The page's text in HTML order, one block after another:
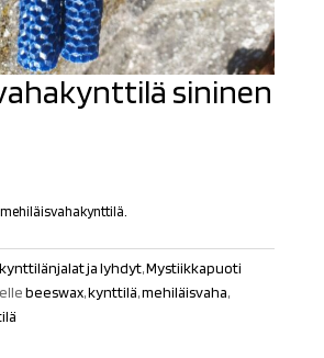
sininen
ja lyhdyt,Mystiikkapuoti
beeswax,kynttilä,mehiläisvaha,